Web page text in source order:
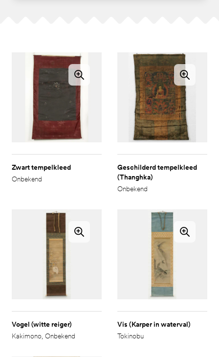
Zwart tempelkleed
Onbekend
Geschilderd tempelkleed
(Thanghka)
Onbekend
Vogel (witte reiger)
Kakimono Onbekend
Vis (Karper in waterval)
Tokinobu